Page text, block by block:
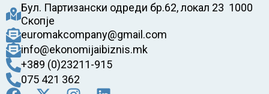
Бул. Партизански одреди бр.62, локал 23 1000
Скопје
euromakcompany@gmail.com
info@ekonomijaibiznis.mk
+389 (0)23211-915
075 421 362